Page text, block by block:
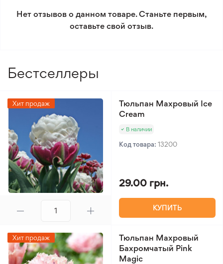
условиям возврата.
Нет отзывов о данном товаре. Станьте первым,
оставьте свой отзыв.
Бестселлеры
Хит продаж
Тюльпан Махровый Ice
Cream
В наличии
Код товара: 13200
29.00 грн.
КУПИТЬ
Хит продаж
Тюльпан Махровый
Бахромчатый Pink
Magic